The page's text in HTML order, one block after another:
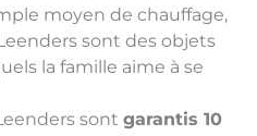
moyen de chauffage,
sont des objets
la famille aime à se
sont garantis 10